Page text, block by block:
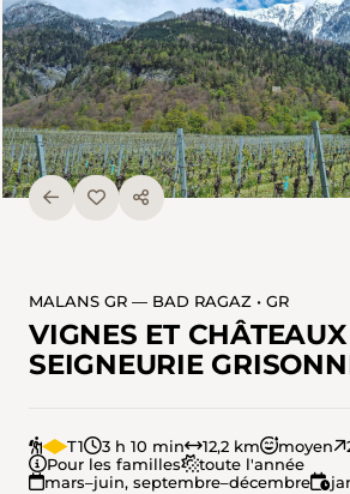
MALANS GR — BAD RAGAZ • GR
VIGNES ET
SEIGNEURIE
T1 3 h 10 min 12,2 km moyen
Pour les familles
toute l'année
mars–juin, septembre–décembre